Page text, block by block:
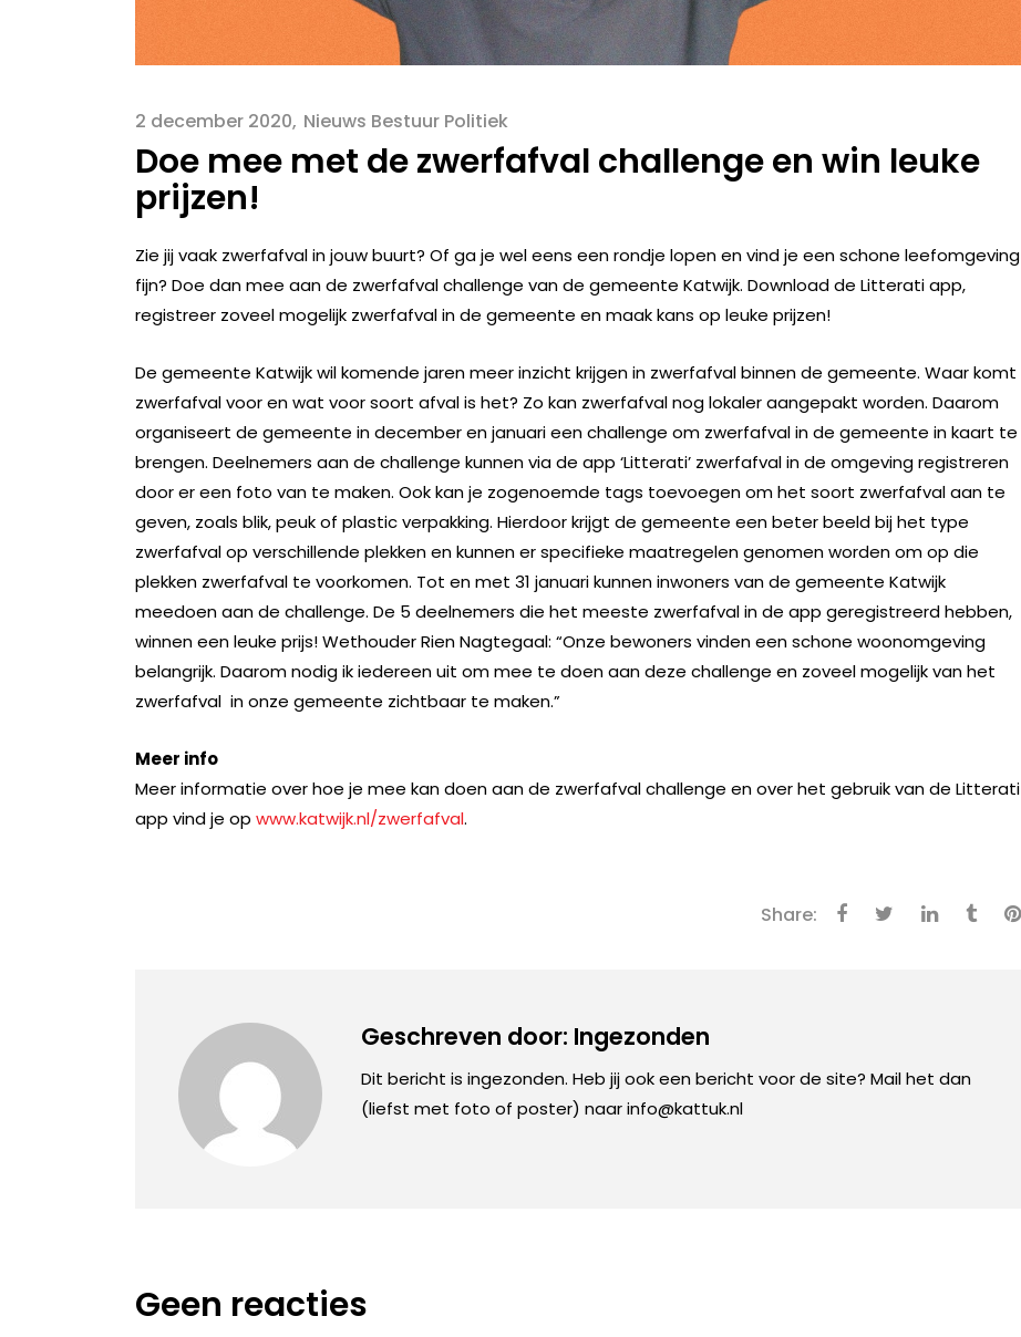
2 december 2020 Nieuws Bestuur Politiek
Doe mee met de zwerfafval challenge en win leuke
prijzen!
Zie jij vaak zwerfafval in jouw buurt? Of ga je wel eens een rondje lopen en vind je een schone leefomgeving
fijn? Doe dan mee aan de zwerfafval challenge van de gemeente Katwijk. Download de Litterati app,
registreer zoveel mogelijk zwerfafval in de gemeente en maak kans op leuke prijzen!
De gemeente Katwijk wil komende jaren meer inzicht krijgen in zwerfafval binnen de gemeente. Waar komt
zwerfafval voor en wat voor soort afval is het? Zo kan zwerfafval nog lokaler aangepakt worden. Daarom
organiseert de gemeente in december en januari een challenge om zwerfafval in de gemeente in kaart te
brengen. Deelnemers aan de challenge kunnen via de app ‘Litterati’ zwerfafval in de omgeving registreren
door er een foto van te maken. Ook kan je zogenoemde tags toevoegen om het soort zwerfafval aan te
geven, zoals blik, peuk of plastic verpakking. Hierdoor krijgt de gemeente een beter beeld bij het type
zwerfafval op verschillende plekken en kunnen er specifieke maatregelen genomen worden om op die
plekken zwerfafval te voorkomen. Tot en met 31 januari kunnen inwoners van de gemeente Katwijk
meedoen aan de challenge. De 5 deelnemers die het meeste zwerfafval in de app geregistreerd hebben,
winnen een leuke prijs! Wethouder Rien Nagtegaal: “Onze bewoners vinden een schone woonomgeving
belangrijk. Daarom nodig ik iedereen uit om mee te doen aan deze challenge en zoveel mogelijk van het
zwerfafval in onze gemeente zichtbaar te maken.”
Meer info
Meer informatie over hoe je mee kan doen aan de zwerfafval challenge en over het gebruik van de Litterati
app vind je op www.katwijk.nl/zwerfafval.
Share:
Geschreven door: Ingezonden
Dit bericht is ingezonden. Heb jij ook een bericht voor de site? Mail het dan
(liefst met foto of poster) naar info@kattuk.nl
Geen reacties